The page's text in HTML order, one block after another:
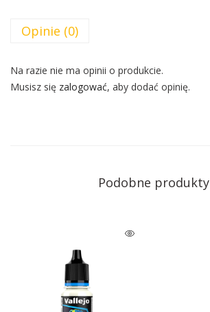
Opinie (0)
Na razie nie ma opinii o produkcie.
Musisz się zalogować, aby dodać opinię.
Podobne produkty